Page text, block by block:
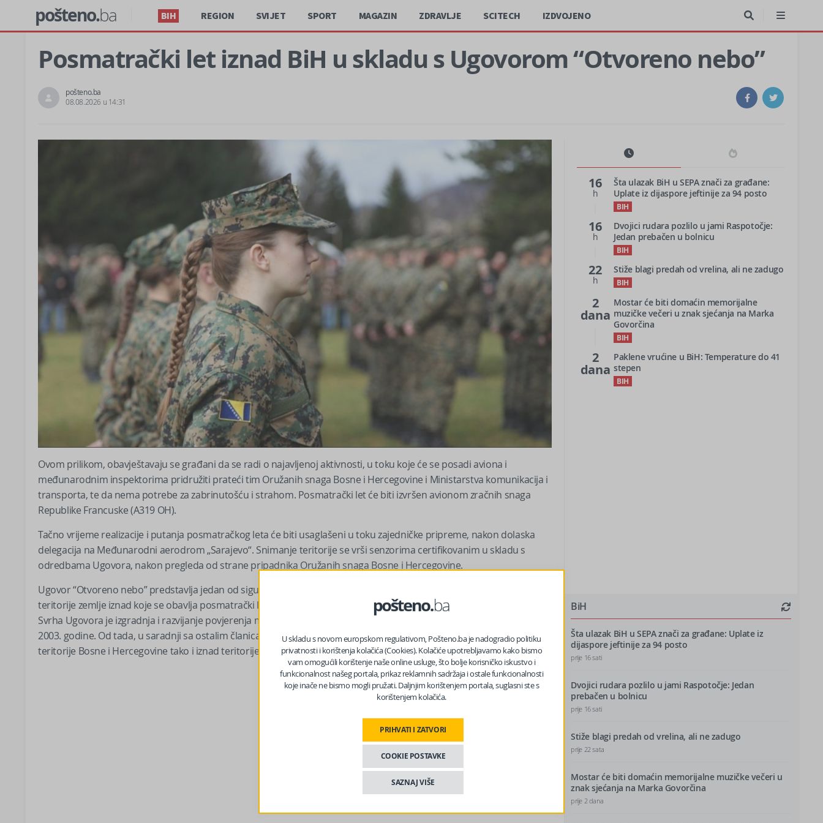
pošteno.ba BIH REGION SVIJET SPORT MAGAZIN ZDRAVLJE SCITECH IZDVOJENO
Posmatrački let iznad BiH u skladu s Ugovorom “Otvoreno nebo”
pošteno.ba
08.08.2026 u 14:31
Ovom prilikom, obavještavaju se građani da se radi o najavlјenoj aktivnosti, u toku koje će se posadi aviona i
međunarodnim inspektorima pridružiti prateći tim Oružanih snaga Bosne i Hercegovine i Ministarstva komunikacija i
transporta, te da nema potrebe za zabrinutošću i strahom. Posmatrački let će biti izvršen avionom zračnih snaga
Republike Francuske (A319 OH).
Tačno vrijeme realizacije i putanja posmatračkog leta će biti usaglašeni u toku zajedničke pripreme, nakon dolaska
delegacija na Međunarodni aerodrom „Sarajevo“. Snimanje teritorije se vrši senzorima certifikovanim u skladu s
odredbama Ugovora, nakon pregleda od strane pripadnika Oružanih snaga Bosne i Hercegovine.
Ugovor “Otvoreno nebo” predstavlјa jedan od sigurnosnih aranžmana koji zemlјama članicama omogućava snimanje
teritorije zemlјe iznad koje se obavlјa posmatrački let u cilјu pribavlјanja podataka o vojnim snagama i aktivnostima.
Svrha Ugovora je izgradnja i razvijanje povjerenja među članicama. Bosna i Hercegovina je pristupila ovom Ugovoru
2003. godine. Od tada, u saradnji sa ostalim članicama, aktivno učestvuje u realizaciji posmatračkih letova kako iznad
teritorije Bosne i Hercegovine tako i iznad teritorije drugih zemalјa članica.
16
h
Šta ulazak BiH u SEPA znači za građane:
Uplate iz dijaspore jeftinije za 94 posto
BIH
16
h
Dvojici rudara pozlilo u jami Raspotočje:
Jedan prebačen u bolnicu
BIH
22
h
Stiže blagi predah od vrelina, ali ne zadugo
BIH
2
dana
Mostar će biti domaćin memorijalne
muzičke večeri u znak sjećanja na Marka
Govorčina
BIH
2
dana
Paklene vrućine u BiH: Temperature do 41
stepen
BIH
BiH
Šta ulazak BiH u SEPA znači za građane: Uplate iz
dijaspore jeftinije za 94 posto
prije 16 sati
Dvojici rudara pozlilo u jami Raspotočje: Jedan
prebačen u bolnicu
prije 16 sati
Stiže blagi predah od vrelina, ali ne zadugo
prije 22 sata
Mostar će biti domaćin memorijalne muzičke večeri u
znak sjećanja na Marka Govorčina
prije 2 dana
U skladu s novom europskom regulativom, Pošteno.ba je nadogradio politiku
privatnosti i korištenja kolačića (Cookies). Kolačiće upotrebljavamo kako bismo
vam omogućili korištenje naše online usluge, što bolje korisničko iskustvo i
funkcionalnost našeg portala, prikaz reklamnih sadržaja i ostale funkcionalnosti
koje inače ne bismo mogli pružati. Daljnjim korištenjem portala, suglasni ste s
korištenjem kolačića.
PRIHVATI I ZATVORI
COOKIE POSTAVKE
SAZNAJ VIŠE